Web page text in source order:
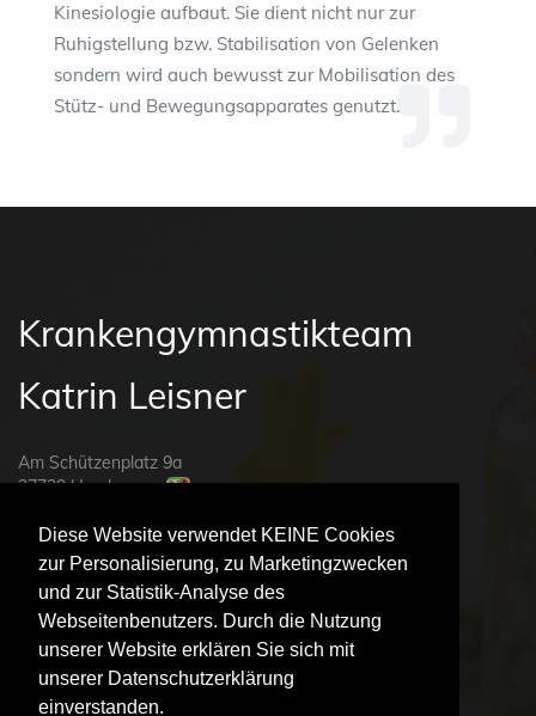
Diese Website verwendet KEINE Cookies
zur Personalisierung, zu Marketingzwecken
und zur Statistik-Analyse des
Webseitenbenutzers. Durch die Nutzung
unserer Website erklären Sie sich mit
unserer Datenschutzerklärung
einverstanden.
Kinesiologie aufbaut. Sie dient nicht nur zur
Ruhigstellung bzw. Stabilisation von Gelenken
sondern wird auch bewusst zur Mobilisation des
Stütz- und Bewegungsapparates genutzt.
Krankengymnastikteam
Katrin Leisner
Am Schützenplatz 9a
27729 Hambergen
Tel.: 0 47 93 / 36 33
Fax.: 047 93 / 95 37 90
Mail:praxis@kg-leisner.de